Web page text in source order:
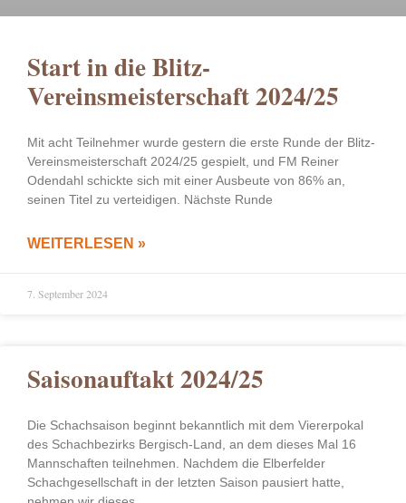
Start in die Blitz-
Vereinsmeisterschaft 2024/25
Mit acht Teilnehmer wurde gestern die erste Runde der Blitz-
Vereinsmeisterschaft 2024/25 gespielt, und FM Reiner
Odendahl schickte sich mit einer Ausbeute von 86% an,
seinen Titel zu verteidigen. Nächste Runde
WEITERLESEN »
7. September 2024
Saisonauftakt 2024/25
Die Schachsaison beginnt bekanntlich mit dem Viererpokal
des Schachbezirks Bergisch-Land, an dem dieses Mal 16
Mannschaften teilnehmen. Nachdem die Elberfelder
Schachgesellschaft in der letzten Saison pausiert hatte,